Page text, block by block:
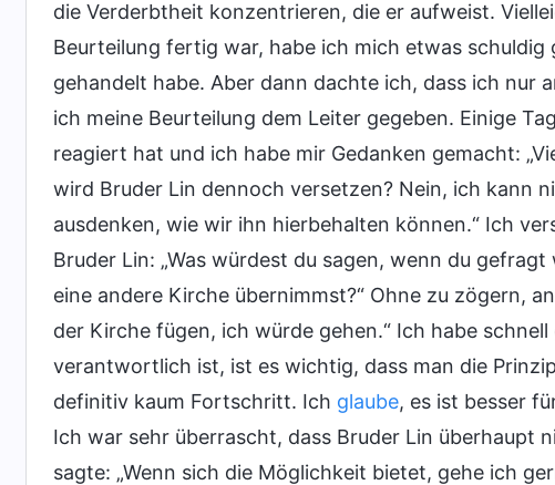
die Verderbtheit konzentrieren, die er aufweist.
Beurteilung fertig war, habe ich mich etwas
gehandelt habe. Aber dann dachte ich, dass ich nur
ich meine Beurteilung dem Leiter gegeben. Einige
reagiert hat und ich habe mir Gedanken gemacht:
wird Bruder Lin dennoch versetzen? Nein, ich kann
ausdenken, wie wir ihn hierbehalten können.“ Ich
Bruder Lin: „Was würdest du sagen, wenn du
eine andere Kirche übernimmst?“ Ohne zu zögern,
der Kirche fügen, ich würde gehen.“ Ich habe
verantwortlich ist, ist es wichtig, dass man die
definitiv kaum Fortschritt. Ich glaube, es ist besser
Ich war sehr überrascht, dass Bruder Lin überhaupt
sagte: „Wenn sich die Möglichkeit bietet, gehe ich